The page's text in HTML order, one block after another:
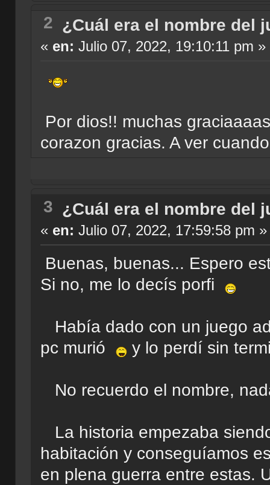
2 ¿Cuál era el nombre del
« en: Julio 07, 2022, 19:10:11 pm »
Por dios!! muchas
corazon gracias. A ver
3 ¿Cuál era el nombre del
« en: Julio 07, 2022, 17:59:58 pm »
Buenas, buenas... Espero
Si no, me lo decís porfi
Había dado con un juego
pc murió
y lo perdí sin
No recuerdo el nombre,
La historia empezaba
habitación y conseguíamos
en plena guerra entre estas.